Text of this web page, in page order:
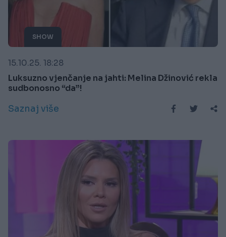
SHOW
15.10.25. 18:28
Luksuzno vjenčanje na jahti: Melina Džinović rekla
sudbonosno “da”!
Saznaj više